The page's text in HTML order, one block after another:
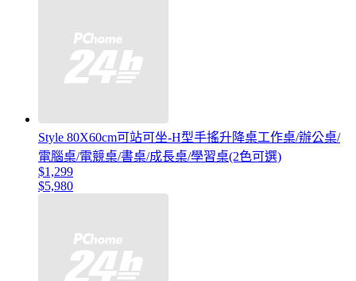
Style 80X60cm可站可坐-H型手搖升降桌工作桌/辦公桌/
電腦桌/電競桌/書桌/成長桌/學習桌(2色可選)
$1,299
$5,980